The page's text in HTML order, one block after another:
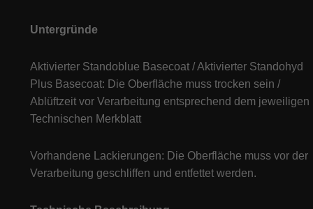
Untergründe
Aktivierter Standoblue Basecoat / Aktivierter Standohyd
Plus Basecoat: Die Oberfläche muss trocken sein /
Ablüftzeit vor Verarbeitung entsprechend dem jeweiligen
Technischen Merkblatt
Vorhandene Lackierungen: Die Oberfläche muss vor der
Verarbeitung geschliffen und entfettet werden.